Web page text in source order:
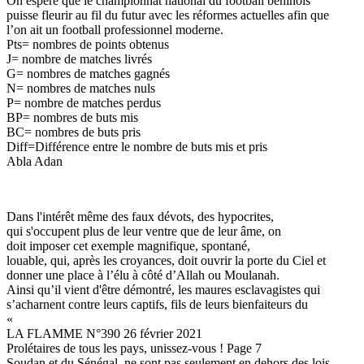
puisse fleurir au fil du futur avec les réformes actuelles afin que
l’on ait un football professionnel moderne.
Pts= nombres de points obtenus
J= nombre de matches livrés
G= nombres de matches gagnés
N= nombres de matches nuls
P= nombre de matches perdus
BP= nombres de buts mis
BC= nombres de buts pris
Diff=Différence entre le nombre de buts mis et pris
Abla Adan
Dans l'intérêt même des faux dévots, des hypocrites,
qui s'occupent plus de leur ventre que de leur âme, on
doit imposer cet exemple magnifique, spontané,
louable, qui, après les croyances, doit ouvrir la porte du Ciel et
donner une place à l’élu à côté d’Allah ou Moulanah.
Ainsi qu’il vient d'être démontré, les maures esclavagistes qui
s’acharnent contre leurs captifs, fils de leurs bienfaiteurs du
«
LA FLAMME N°390 26 février 2021
Prolétaires de tous les pays, unissez-vous ! Page 7